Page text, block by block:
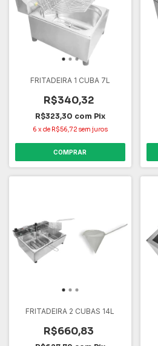
FRITADEIRA 1 CUBA 7L
R$340,32
R$323,30 com Pix
6 xde R$56,72 sem juros
COMPRAR
FRITADEIRA 2 CUBAS 14L
R$660,83